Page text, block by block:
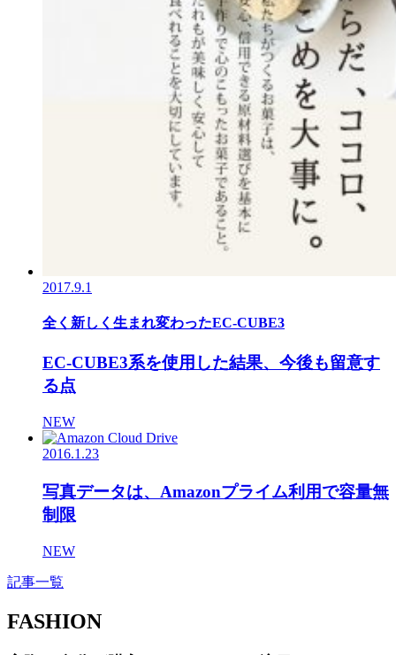
2017.9.1
全く新しく生まれ変わったEC-CUBE3
EC-CUBE3系を使用した結果、今後も留意す
る点
NEW
2016.1.23
写真データは、Amazonプライム利用で容量無
制限
NEW
記事一覧
FASHION